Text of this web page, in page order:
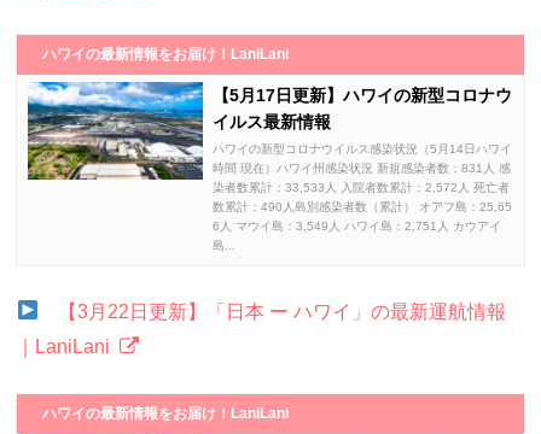
ハワイの最新情報をお届け！LaniLani
【5月17日更新】ハワイの新型コロナウ
イルス最新情報
ハワイの新型コロナウイルス感染状況（5月14日ハワイ
時間 現在）ハワイ州感染状況 新規感染者数：831人 感
染者数累計：33,533人 入院者数累計：2,572人 死亡者
数累計：490人島別感染者数（累計） オアフ島：25,65
6人 マウイ島：3,549人 ハワイ島：2,751人 カウアイ
島...
【3月22日更新】「日本 ー ハワイ」の最新運航情報
｜LaniLani
ハワイの最新情報をお届け！LaniLani